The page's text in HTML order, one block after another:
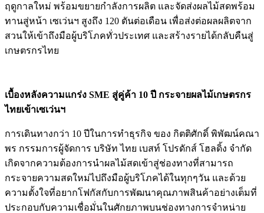
ฤดูกาลใหม่ พร้อมขยายกำลังการผลิต และจัดส่งผลไม้สดพร้อม
ทานสู่หน้า เซเว่นฯ สูงถึง 120 ตันต่อเดือน เพื่อส่งต่อผลผลิตจาก
สวนให้เข้าถึงมือผู้บริโภคทั่วประเทศ และสร้างรายได้กลับคืนสู่
เกษตรกรไทย
เบื้องหลังความแกร่ง SME สู่คู่ค้า 10 ปี กระจายผลไม้เกษตรกร
ไทยเข้าเซเว่นฯ
การเดินทางกว่า 10 ปีในการทำธุรกิจ ของ กิตติศักดิ์ พิพัฒน์คณา
พร กรรมการผู้จัดการ บริษัท ไทย เบสท์ โปรดักส์ โฮลดิ้ง จำกัด
เกิดจากความต้องการนำผลไม้สดเข้าสู่ช่องทางที่สามารถ
กระจายความสดใหม่ไปถึงมือผู้บริโภคได้ในทุกๆวัน และด้วย
ความตั้งใจที่อยากโฟกัสกับการพัฒนาคุณภาพสินค้าอย่างเต็มที่
ประกอบกับความเชื่อมั่นในศักยภาพบนช่องทางการจำหน่าย